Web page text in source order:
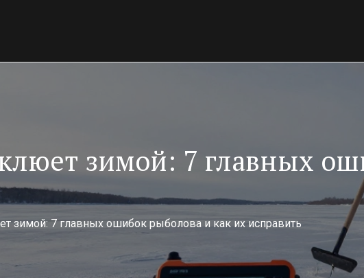
зимой: 7 главных
зимой: 7 главных ошибок рыболова и как их исправить